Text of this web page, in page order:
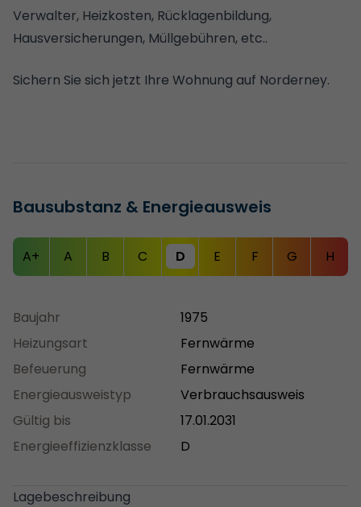
Verwalter, Heizkosten, Rücklagenbildung,
Hausversicherungen, Müllgebühren, etc..
Sichern Sie sich jetzt Ihre Wohnung auf Norderney.
Bausubstanz & Energieausweis
A+ A B C D E F G H
Baujahr
1975
Heizungsart
Fernwärme
Befeuerung
Fernwärme
Energieausweistyp
Verbrauchsausweis
Gültig bis
17.01.2031
Energieeffizienzklasse
D
Lagebeschreibung